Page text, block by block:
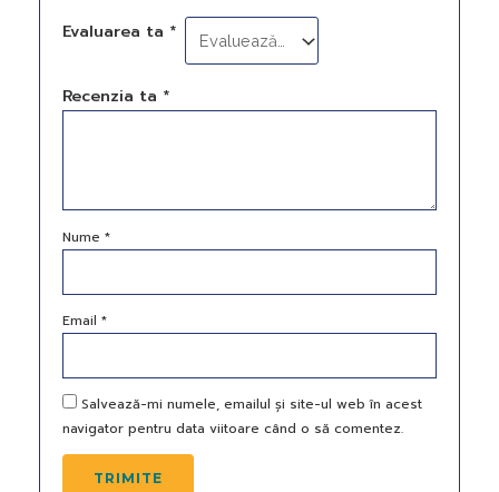
Evaluarea ta *
Recenzia ta *
Nume*
Email*
Salvează-mi numele, emailul și site-ul web în acest
navigator pentru data viitoare când o să comentez.